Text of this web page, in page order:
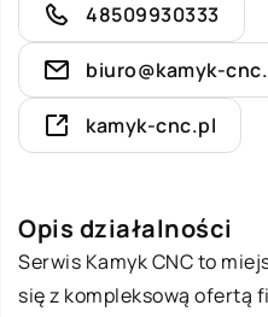
48509930333
biuro@kamyk-
kamyk-cnc.pl
Opis działalności
Serwis Kamyk CNC to
się z kompleksową ofertą